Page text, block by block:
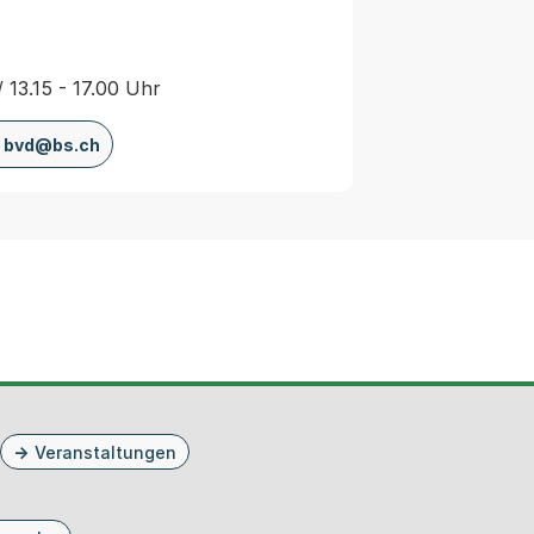
- 17.00 Uhr
bvd@bs.ch
Veranstaltungen